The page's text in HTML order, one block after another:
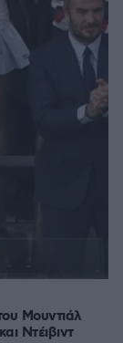
Μουντιάλ
Ντέιβιντ